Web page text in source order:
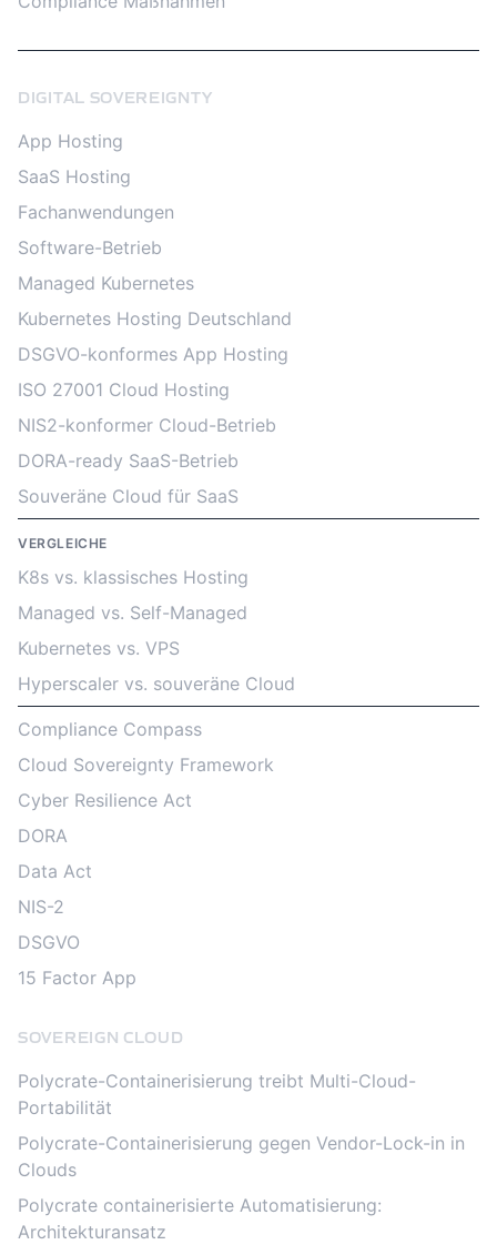
DIGITAL SOVEREIGNTY
App Hosting
SaaS Hosting
Fachanwendungen
Software-Betrieb
Managed Kubernetes
Kubernetes Hosting Deutschland
DSGVO-konformes App Hosting
ISO 27001 Cloud Hosting
NIS2-konformer Cloud-Betrieb
DORA-ready SaaS-Betrieb
Souveräne Cloud für SaaS
VERGLEICHE
K8s vs. klassisches Hosting
Managed vs. Self-Managed
Kubernetes vs. VPS
Hyperscaler vs. souveräne Cloud
Compliance Compass
Cloud Sovereignty Framework
Cyber Resilience Act
DORA
Data Act
NIS-2
DSGVO
15 Factor App
SOVEREIGN CLOUD
Polycrate-Containerisierung treibt Multi-Cloud-
Portabilität
Polycrate-Containerisierung gegen Vendor-Lock-in in
Clouds
Polycrate containerisierte Automatisierung:
Architekturansatz